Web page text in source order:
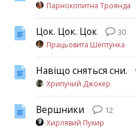
Парнокопитна Троянда
Цок. Цок. Цок
30
Працьовита Шептунка
Навіщо сняться сни.
Хрипучий Джокер
Вершники
12
Хирлявий Пухир